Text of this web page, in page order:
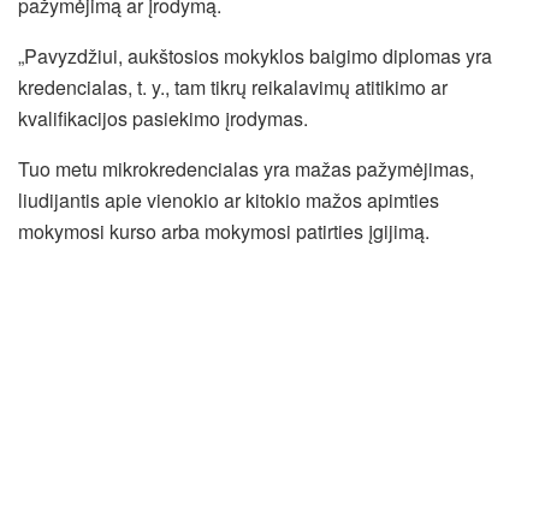
„Pavyzdžiui, aukštosios mokyklos baigimo diplomas yra
kredencialas, t. y., tam tikrų reikalavimų atitikimo ar
kvalifikacijos pasiekimo įrodymas.
Tuo metu mikrokredencialas yra mažas pažymėjimas,
liudijantis apie vienokio ar kitokio mažos apimties
mokymosi kurso arba mokymosi patirties įgijimą.